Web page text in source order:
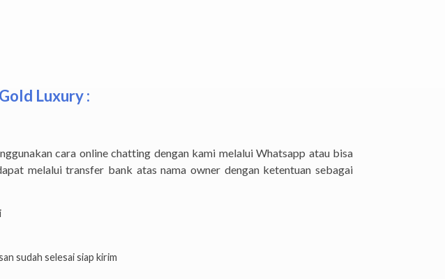
Luxury :
cara online chatting dengan kami melalui Whatsapp atau bisa
melalui transfer bank atas nama owner dengan ketentuan sebagai
sudah selesai siap kirim